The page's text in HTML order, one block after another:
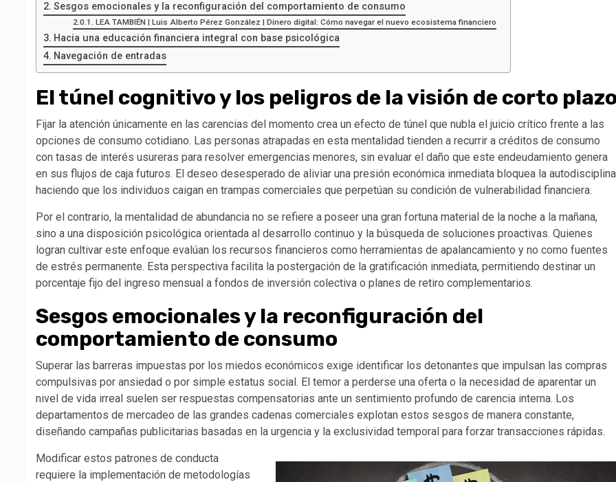
Sesgos emocionales y la reconfiguración del comportamiento de consumo
LEA TAMBIÉN | Luis Alberto Pérez González | Dinero digital: Cómo navegar el nuevo ecosistema financiero
Hacia una educación financiera integral con base psicológica
Navegación de entradas
El túnel cognitivo y los peligros de la visión de corto
Fijar la atención únicamente en las carencias del momento crea un efecto de túnel que nubla el juicio crítico frente a las
opciones de consumo cotidiano. Las personas atrapadas en esta mentalidad tienden a recurrir a créditos de consumo
con tasas de interés usureras para resolver emergencias menores, sin evaluar el daño que este endeudamiento genera
en sus flujos de caja futuros. El deseo desesperado de aliviar una presión económica inmediata bloquea la
haciendo que los individuos caigan en trampas comerciales que perpetúan su condición de vulnerabilidad financiera.
Por el contrario, la mentalidad de abundancia no se refiere a poseer una gran fortuna material de la noche a la mañana,
sino a una disposición psicológica orientada al desarrollo continuo y la búsqueda de soluciones proactivas. Quienes
logran cultivar este enfoque evalúan los recursos financieros como herramientas de apalancamiento y no como fuentes
de estrés permanente. Esta perspectiva facilita la postergación de la gratificación inmediata, permitiendo destinar un
porcentaje fijo del ingreso mensual a fondos de inversión colectiva o planes de retiro complementarios.
Sesgos emocionales y la reconfiguración del
comportamiento de consumo
Superar las barreras impuestas por los miedos económicos exige identificar los detonantes que impulsan las compras
compulsivas por ansiedad o por simple estatus social. El temor a perderse una oferta o la necesidad de aparentar un
nivel de vida irreal suelen ser respuestas compensatorias ante un sentimiento profundo de carencia interna. Los
departamentos de mercadeo de las grandes cadenas comerciales explotan estos sesgos de manera constante,
diseñando campañas publicitarias basadas en la urgencia y la exclusividad temporal para forzar transacciones rápidas.
Modificar estos patrones de conducta
requiere la implementación de metodologías